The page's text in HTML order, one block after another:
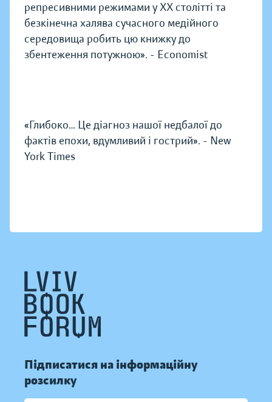
репресивними режимами у ХХ столітті та
безкінечна халява сучасного медійного
середовища робить цю книжку до
збентеження потужною». - Economist
«Глибоко… Це діагноз нашої недбалої до
фактів епохи, вдумливий і гострий». - New
York Times
Підписатися на інформаційну
розсилку